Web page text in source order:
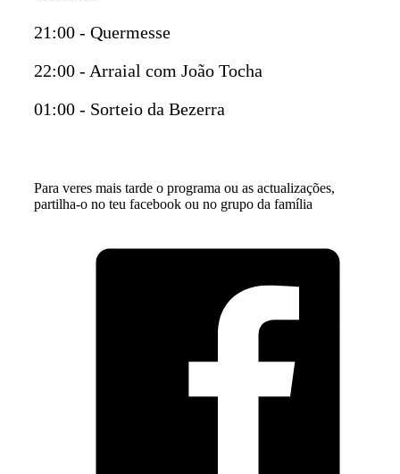
21:00 - Quermesse
22:00 - Arraial com João Tocha
01:00 - Sorteio da Bezerra
Para veres mais tarde o programa ou as actualizações,
partilha-o no teu facebook ou no grupo da família